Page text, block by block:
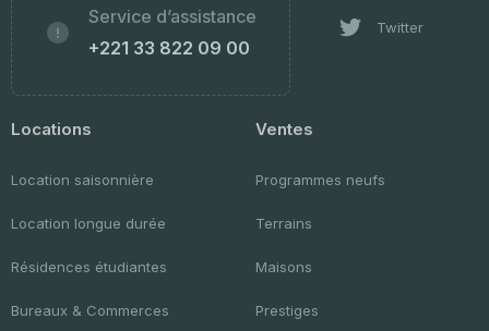
Service d’assistance
+221 33 822 09 00
Twitter
Locations
Location saisonnière
Location longue durée
Résidences étudiantes
Bureaux & Commerces
Ventes
Programmes neufs
Terrains
Maisons
Prestiges